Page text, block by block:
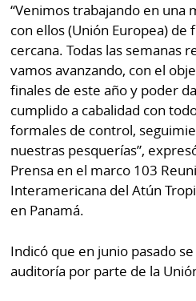
“Venimos trabajando en
con ellos (Unión Europea)
cercana. Todas las semanas
vamos avanzando, con el
finales de este año y poder
cumplido a cabalidad con
formales de control,
nuestras pesquerías”,
Prensa en el marco 103
Interamericana del Atún
en Panamá.
Indicó que en junio pasado
auditoría por parte de la